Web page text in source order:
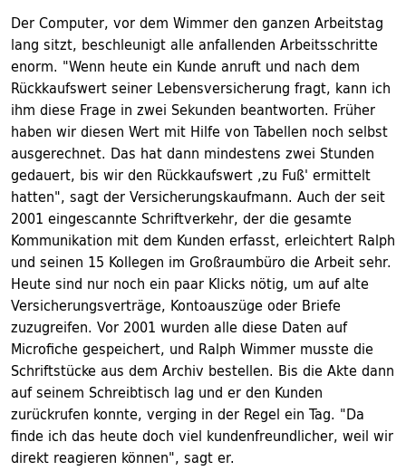
Der Computer, vor dem Wimmer den ganzen Arbeitstag
lang sitzt, beschleunigt alle anfallenden Arbeitsschritte
enorm. "Wenn heute ein Kunde anruft und nach dem
Rückkaufswert seiner Lebensversicherung fragt, kann ich
ihm diese Frage in zwei Sekunden beantworten. Früher
haben wir diesen Wert mit Hilfe von Tabellen noch selbst
ausgerechnet. Das hat dann mindestens zwei Stunden
gedauert, bis wir den Rückkaufswert ,zu Fuß' ermittelt
hatten", sagt der Versicherungskaufmann. Auch der seit
2001 eingescannte Schriftverkehr, der die gesamte
Kommunikation mit dem Kunden erfasst, erleichtert Ralph
und seinen 15 Kollegen im Großraumbüro die Arbeit sehr.
Heute sind nur noch ein paar Klicks nötig, um auf alte
Versicherungsverträge, Kontoauszüge oder Briefe
zuzugreifen. Vor 2001 wurden alle diese Daten auf
Microfiche gespeichert, und Ralph Wimmer musste die
Schriftstücke aus dem Archiv bestellen. Bis die Akte dann
auf seinem Schreibtisch lag und er den Kunden
zurückrufen konnte, verging in der Regel ein Tag. "Da
finde ich das heute doch viel kundenfreundlicher, weil wir
direkt reagieren können", sagt er.